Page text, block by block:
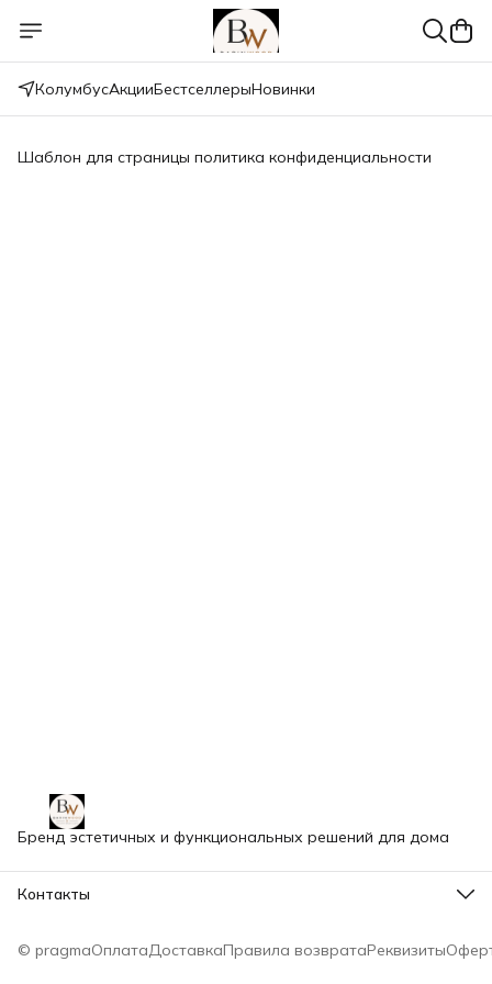
КолумбусАкцииБестселлерыНовинки
Шаблон для страницы политика конфиденциальности
Бренд эстетичных и функциональных решений для дома
Контакты
Эл. почта
unasmebel@mail.ru
© pragmaОплатаДоставкаПравила возвратаРеквизиты